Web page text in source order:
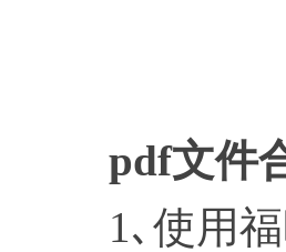
pdf文件
1､使用福